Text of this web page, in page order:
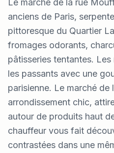
anciens de Paris,
pittoresque du Quartier
fromages odorants,
pâtisseries tentantes.
les passants avec une
parisienne. Le marché de
arrondissement chic,
autour de produits haut
chauffeur vous fait
contrastées dans une